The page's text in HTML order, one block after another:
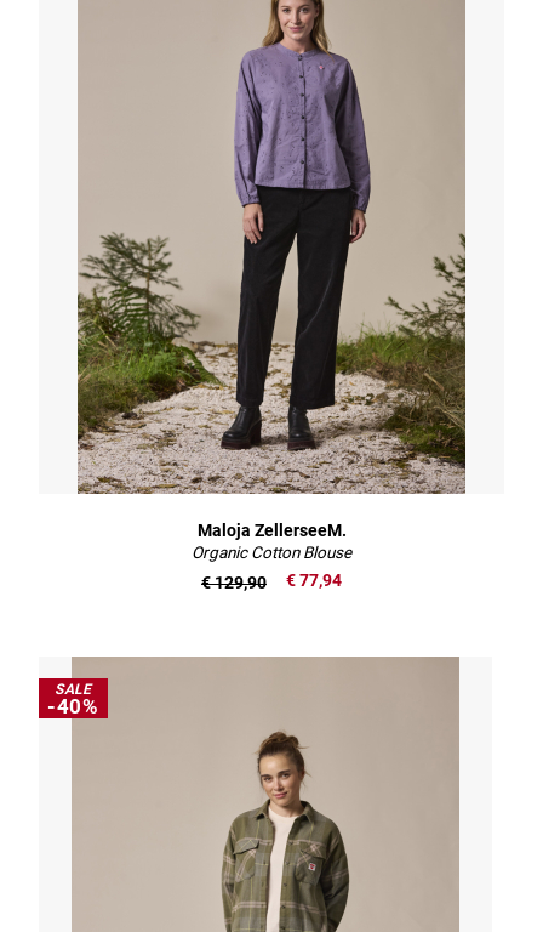
Maloja ZellerseeM.
Organic Cotton Blouse
€ 77,94
€ 129,90
SALE
-40%